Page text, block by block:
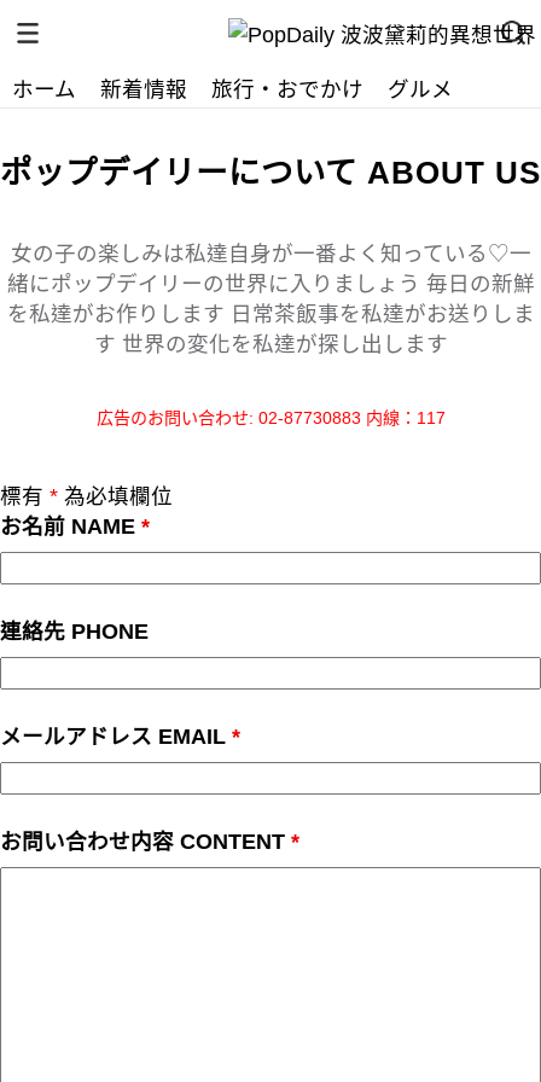
ホーム 新着情報 旅行・おでかけ グルメ
ポップデイリーについて ABOUT US
女の子の楽しみは私達自身が一番よく知っている♡一
緒にポップデイリーの世界に入りましょう 毎日の新鮮
を私達がお作りします 日常茶飯事を私達がお送りしま
す 世界の変化を私達が探し出します
広告のお問い合わせ: 02-87730883 内線：117
標有 * 為必填欄位
お名前 NAME *
連絡先 PHONE
メールアドレス EMAIL *
お問い合わせ内容 CONTENT *